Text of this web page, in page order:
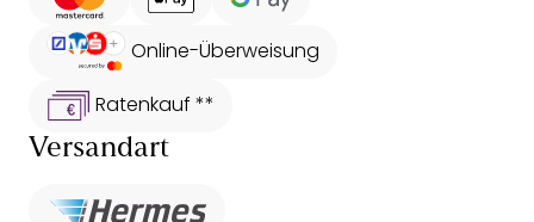
Online-Überweisung
Ratenkauf **
Versandart